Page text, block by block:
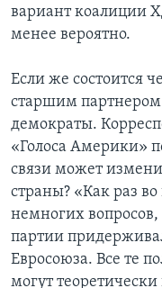
вариант коалиции
менее вероятно.
Если же состоится
старшим партнером
демократы.
«Голоса Америки»
связи может
страны? «Как раз
немногих
партии
Евросоюза. Все те
могут